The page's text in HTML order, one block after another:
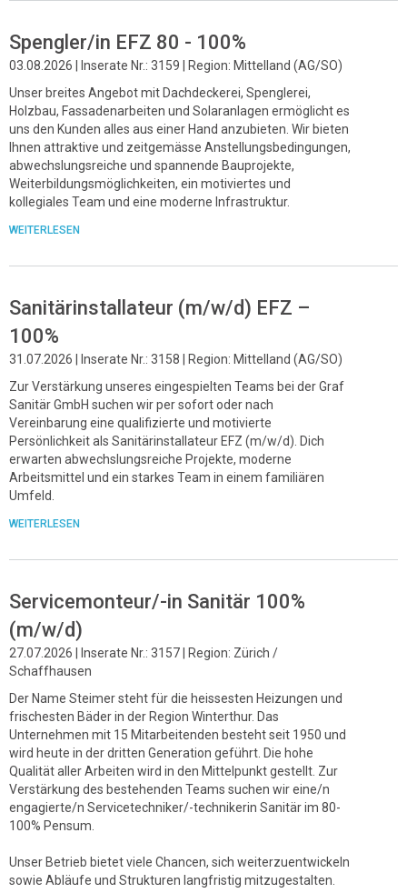
Spengler/in EFZ 80 - 100%
03.08.2026 | Inserate Nr.: 3159 | Region: Mittelland (AG/SO)
Unser breites Angebot mit Dachdeckerei, Spenglerei,
Holzbau, Fassadenarbeiten und Solaranlagen ermöglicht es
uns den Kunden alles aus einer Hand anzubieten. Wir bieten
Ihnen attraktive und zeitgemässe Anstellungsbedingungen,
abwechslungsreiche und spannende Bauprojekte,
Weiterbildungsmöglichkeiten, ein motiviertes und
kollegiales Team und eine moderne Infrastruktur.
WEITERLESEN
Sanitärinstallateur (m/w/d) EFZ –
100%
31.07.2026 | Inserate Nr.: 3158 | Region: Mittelland (AG/SO)
Zur Verstärkung unseres eingespielten Teams bei der Graf
Sanitär GmbH suchen wir per sofort oder nach
Vereinbarung eine qualifizierte und motivierte
Persönlichkeit als Sanitärinstallateur EFZ (m/w/d). Dich
erwarten abwechslungsreiche Projekte, moderne
Arbeitsmittel und ein starkes Team in einem familiären
Umfeld.
WEITERLESEN
Servicemonteur/-in Sanitär 100%
(m/w/d)
27.07.2026 | Inserate Nr.: 3157 | Region: Zürich /
Schaffhausen
Der Name Steimer steht für die heissesten Heizungen und
frischesten Bäder in der Region Winterthur. Das
Unternehmen mit 15 Mitarbeitenden besteht seit 1950 und
wird heute in der dritten Generation geführt. Die hohe
Qualität aller Arbeiten wird in den Mittelpunkt gestellt. Zur
Verstärkung des bestehenden Teams suchen wir eine/n
engagierte/n Servicetechniker/-technikerin Sanitär im 80-
100% Pensum.
Unser Betrieb bietet viele Chancen, sich weiterzuentwickeln
sowie Abläufe und Strukturen langfristig mitzugestalten.